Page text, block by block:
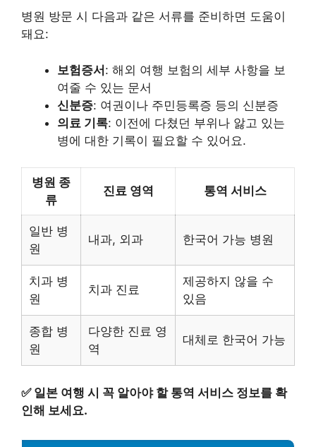
병원 방문 시 다음과 같은 서류를 준비하면 도움이
돼요:
보험증서: 해외 여행 보험의 세부 사항을 보
여줄 수 있는 문서
신분증: 여권이나 주민등록증 등의 신분증
의료 기록: 이전에 다쳤던 부위나 앓고 있는
병에 대한 기록이 필요할 수 있어요.
병원 종
류
진료 영역 통역 서비스
일반 병
원
내과, 외과 한국어 가능 병원
치과 병
원
치과 진료
제공하지 않을 수
있음
종합 병
원
다양한 진료 영
역
대체로 한국어 가능
✅ 일본 여행 시 꼭 알아야 할 통역 서비스 정보를 확
인해 보세요.